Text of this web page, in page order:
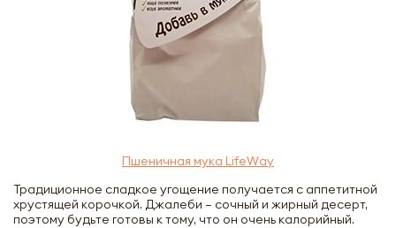
Пшеничная мука LifeWay
Традиционное сладкое угощение получается с аппетитной
хрустящей корочкой. Джалеби – сочный и жирный десерт,
поэтому будьте готовы к тому, что он очень калорийный.